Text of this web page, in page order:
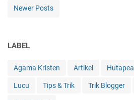
Newer Posts
LABEL
Agama Kristen Artikel Hutapea
Lucu Tips & Trik Trik Blogger